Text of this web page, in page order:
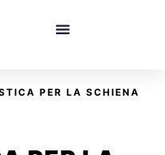
PER LA SCHIENA